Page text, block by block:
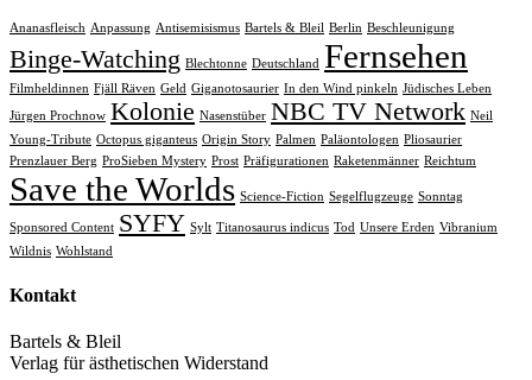
Ananasfleisch Anpassung Antisemisismus Bartels & Bleil Berlin Beschleunigung
Binge-Watching Blechtonne Deutschland Fernsehen
Filmheldinnen Fjäll Räven Geld Giganotosaurier In den Wind pinkeln Jüdisches Leben
Jürgen Prochnow Kolonie Nasenstüber NBC TV Network Neil
Young-Tribute Octopus giganteus Origin Story Palmen Paläontologen Pliosaurier
Prenzlauer Berg ProSieben Mystery Prost Präfigurationen Raketenmänner Reichtum
Save the Worlds Science-Fiction Segelflugzeuge Sonntag
Sponsored Content SYFY Sylt Titanosaurus indicus Tod Unsere Erden Vibranium
Wildnis Wohlstand
Kontakt
Bartels & Bleil
Verlag für ästhetischen Widerstand